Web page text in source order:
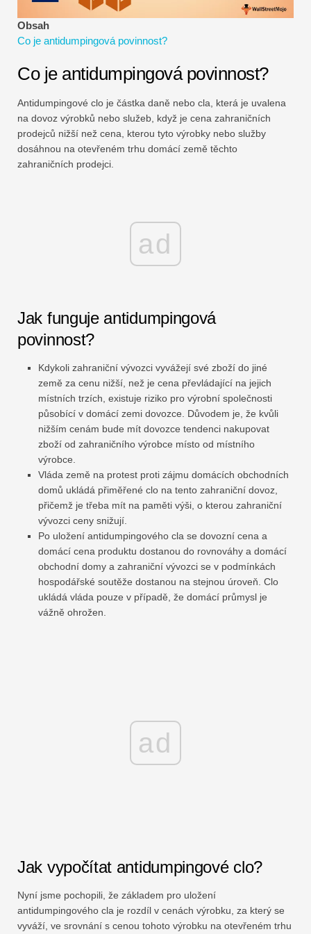
Návody k finančnímu modelování
Plná forma
Výukové programy pro řízení rizik
Obsah
Co je antidumpingová povinnost?
Co je antidumpingová povinnost?
Antidumpingové clo je částka daně nebo cla, která je uvalena
na dovoz výrobků nebo služeb, když je cena zahraničních
prodejců nižší než cena, kterou tyto výrobky nebo služby
dosáhnou na otevřeném trhu domácí země těchto
zahraničních prodejci.
ad
Jak funguje antidumpingová
povinnost?
Kdykoli zahraniční vývozci vyvážejí své zboží do jiné
země za cenu nižší, než je cena převládající na jejich
místních trzích, existuje riziko pro výrobní společnosti
působící v domácí zemi dovozce. Důvodem je, že kvůli
nižším cenám bude mít dovozce tendenci nakupovat
zboží od zahraničního výrobce místo od místního
výrobce.
Vláda země na protest proti zájmu domácích obchodních
domů ukládá přiměřené clo na tento zahraniční dovoz,
přičemž je třeba mít na paměti výši, o kterou zahraniční
vývozci ceny snižují.
Po uložení antidumpingového cla se dovozní cena a
domácí cena produktu dostanou do rovnováhy a domácí
obchodní domy a zahraniční vývozci se v podmínkách
hospodářské soutěže dostanou na stejnou úroveň. Clo
ukládá vláda pouze v případě, že domácí průmysl je
vážně ohrožen.
ad
Jak vypočítat antidumpingové clo?
Nyní jsme pochopili, že základem pro uložení
antidumpingového cla je rozdíl v cenách výrobku, za který se
vyváží, ve srovnání s cenou tohoto výrobku na otevřeném trhu